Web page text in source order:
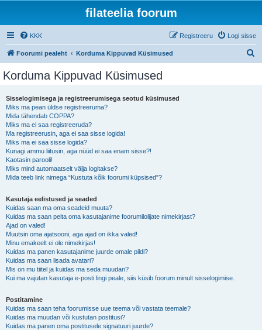
filateelia foorum
KKK Logi sisse
Registreeru
Foorumi pealeht Korduma Kippuvad Küsimused
Korduma Kippuvad Küsimused
Sisselogimisega ja registreerumisega seotud küsimused
Miks ma pean üldse registreeruma?
Mida tähendab COPPA?
Miks ma ei saa registreeruda?
Ma registreerusin, aga ei saa sisse logida!
Miks ma ei saa sisse logida?
Kunagi ammu liitusin, aga nüüd ei saa enam sisse?!
Kaotasin parooli!
Miks mind automaatselt välja logitakse?
Mida teeb link nimega “Kustuta kõik foorumi küpsised”?
Kasutaja eelistused ja seaded
Kuidas saan ma oma seadeid muuta?
Kuidas ma saan peita oma kasutajanime foorumilolijate nimekirjast?
Ajad on valed!
Muutsin oma ajatsooni, aga ajad on ikka valed!
Minu emakeelt ei ole nimekirjas!
Kuidas ma panen kasutajanime juurde omale pildi?
Kuidas ma saan lisada avatari?
Mis on mu tiitel ja kuidas ma seda muudan?
Kui ma vajutan kasutaja e-posti lingi peale, siis küsib foorum minult sisselogimise.
Postitamine
Kuidas ma saan teha foorumisse uue teema või vastata teemale?
Kuidas ma muudan või kustutan postitusi?
Kuidas ma panen oma postitusele signatuuri juurde?